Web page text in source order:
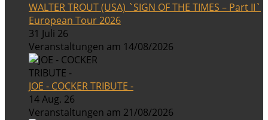
WALTER TROUT (USA) `SIGN OF THE TIMES – Part II`
European Tour 2026
31 Juli 26
Veranstaltungen am 14/08/2026
JOE - COCKER TRIBUTE -
14 Aug. 26
Veranstaltungen am 21/08/2026